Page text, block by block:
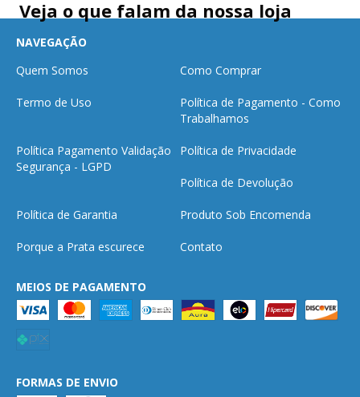
Veja o que falam da nossa loja
NAVEGAÇÃO
Quem Somos
Como Comprar
Termo de Uso
Política de Pagamento - Como
Trabalhamos
Política Pagamento Validação
Segurança - LGPD
Política de Privacidade
Política de Devolução
Política de Garantia Produto Sob Encomenda
Porque a Prata escurece Contato
MEIOS DE PAGAMENTO
FORMAS DE ENVIO